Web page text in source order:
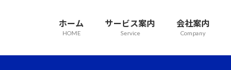
ホーム
HOME
サービス案内
Service
会社案内
Company